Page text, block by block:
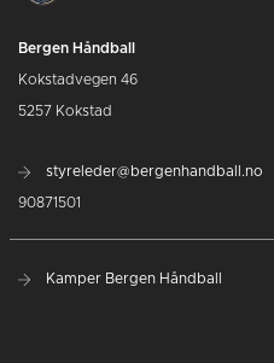
Bergen Håndball
Kokstadvegen 46
5257 Kokstad
styreleder@bergenhandball.no
90871501
Kamper Bergen Håndball